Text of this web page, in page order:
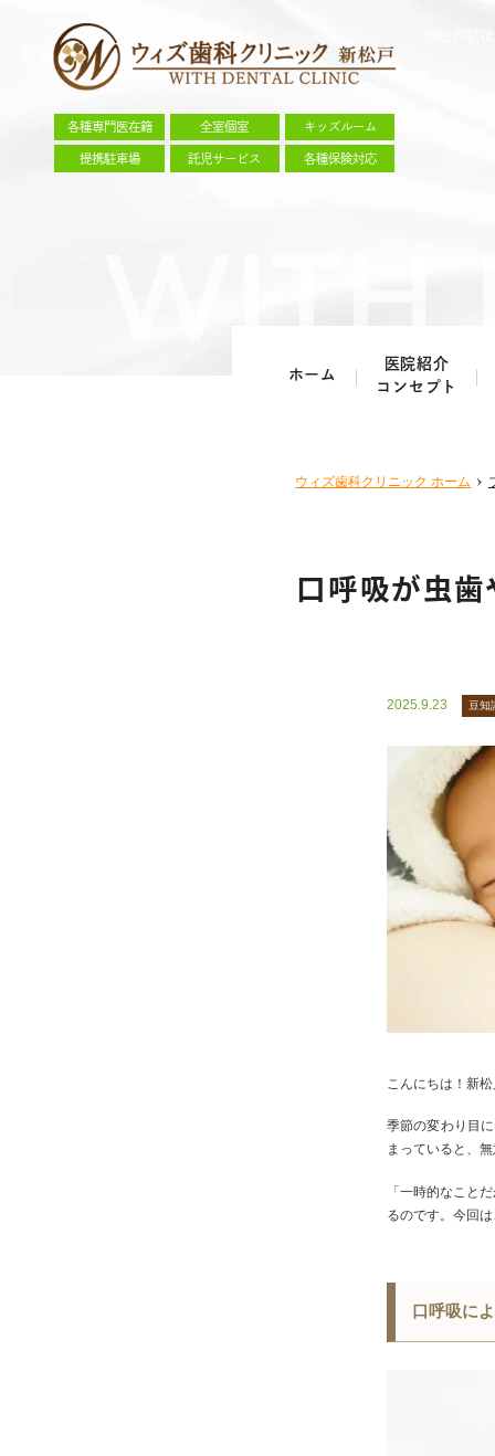
各種専門医在籍 全室個室 キッズルーム
提携駐車場 託児サービス 各種保険対応
ホーム
医院紹介
コンセプト
ウィズ歯科クリニック ホーム
口呼吸が虫歯
2025.9.23 豆知
こんにちは！新
季節の変わり目
まっていると、
「一時的なこと
るのです。今回
口呼吸に